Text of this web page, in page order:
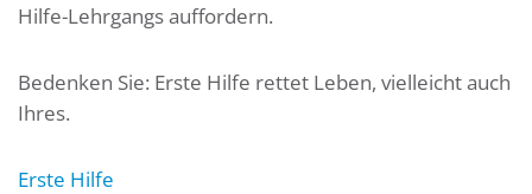
Hilfe-Lehrgangs auffordern.
Bedenken Sie: Erste Hilfe rettet Leben, vielleicht auch
Ihres.
Erste Hilfe